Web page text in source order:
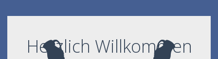
Herzlich Willkommen